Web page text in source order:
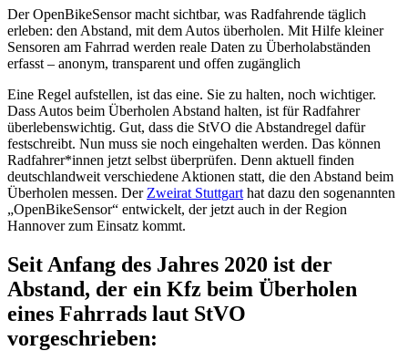
Der OpenBikeSensor macht sichtbar, was Radfahrende täglich
erleben: den Abstand, mit dem Autos überholen. Mit Hilfe kleiner
Sensoren am Fahrrad werden reale Daten zu Überholabständen
erfasst – anonym, transparent und offen zugänglich
Eine Regel aufstellen, ist das eine. Sie zu halten, noch wichtiger.
Dass Autos beim Überholen Abstand halten, ist für Radfahrer
überlebenswichtig. Gut, dass die StVO die Abstandregel dafür
festschreibt. Nun muss sie noch eingehalten werden. Das können
Radfahrer*innen jetzt selbst überprüfen. Denn aktuell finden
deutschlandweit verschiedene Aktionen statt, die den Abstand beim
Überholen messen. Der Zweirat Stuttgart hat dazu den sogenannten
„OpenBikeSensor“ entwickelt, der jetzt auch in der Region
Hannover zum Einsatz kommt.
Seit Anfang des Jahres 2020 ist der
Abstand, der ein Kfz beim Überholen
eines Fahrrads laut StVO
vorgeschrieben: